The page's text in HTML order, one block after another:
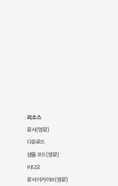
리소스
문서
다운로드
샘플 코드
비디오
문서 아카이브